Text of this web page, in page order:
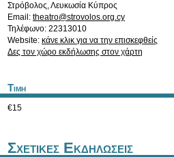
Στρόβολος,Λευκωσία Κύπρος
Email: theatro@strovolos.org.cy
Τηλέφωνο: 22313010
Website: κάνε κλικ για να την επισκεφθείς
Δες τον χώρο εκδήλωσης στον χάρτη
Τιμη
€15
Σχετικες Εκδηλωσεις